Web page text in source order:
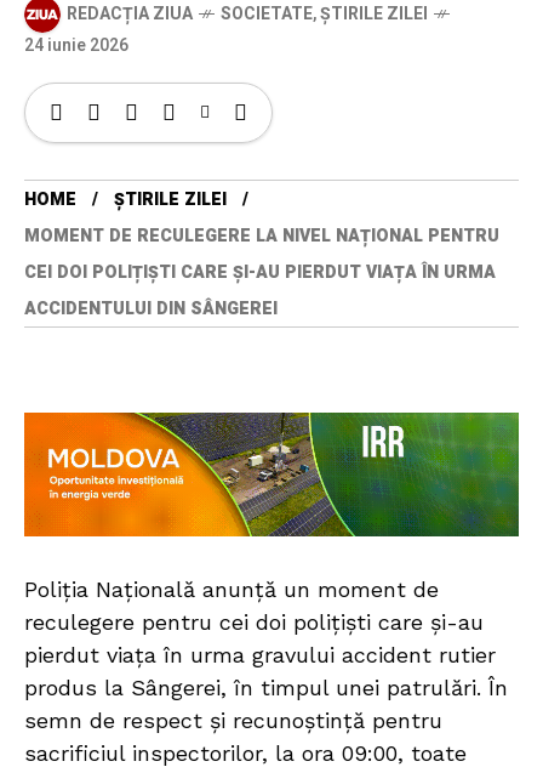
REDACȚIA ZIUA SOCIETATE,ȘTIRILE ZILEI
24 iunie 2026
HOME
ȘTIRILE ZILEI
MOMENT DE RECULEGERE LA NIVEL NAȚIONAL PENTRU
CEI DOI POLIȚIȘTI CARE ȘI-AU PIERDUT VIAȚA ÎN URMA
ACCIDENTULUI DIN SÂNGEREI
Poliția Națională anunță un moment de
reculegere pentru cei doi polițiști care și-au
pierdut viața în urma gravului accident rutier
produs la Sângerei, în timpul unei patrulări. În
semn de respect și recunoștință pentru
sacrificiul inspectorilor, la ora 09:00, toate